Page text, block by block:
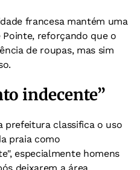
francesa mantém uma
Pointe, reforçando que o
de roupas, mas sim
indecente”
prefeitura classifica o uso
praia como
especialmente homens